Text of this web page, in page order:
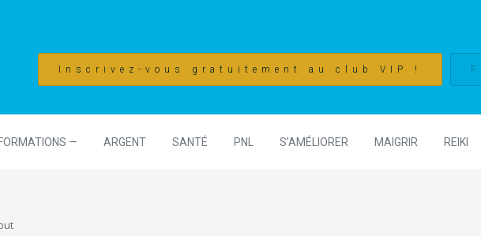
Inscrivez-vous gratuitement au club VIP !
— ARGENT SANTÉ PNL S’AMÉLIORER MAIGRIR REIKI